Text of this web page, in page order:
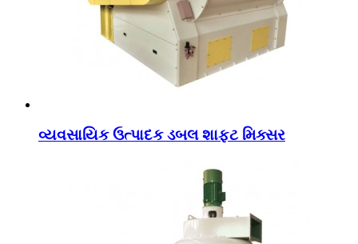
વ્યવસાયિક ઉત્પાદક ડબલ શાફ્ટ મિક્સર